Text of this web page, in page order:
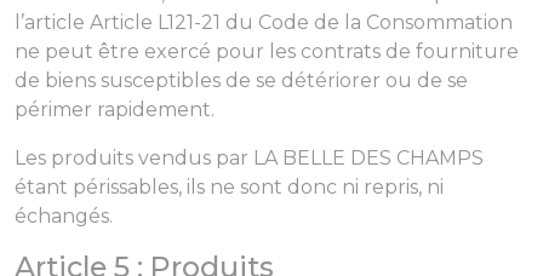
l’article Article L121-21 du Code de la Consommation
ne peut être exercé pour les contrats de fourniture
de biens susceptibles de se détériorer ou de se
périmer rapidement.
Les produits vendus par LA BELLE DES CHAMPS
étant périssables, ils ne sont donc ni repris, ni
échangés.
Article 5 : Produits